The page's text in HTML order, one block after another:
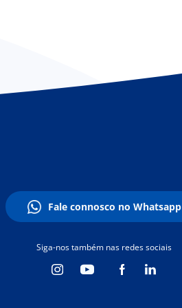
Fale connosco no Whatsapp
Siga-nos também nas redes sociais